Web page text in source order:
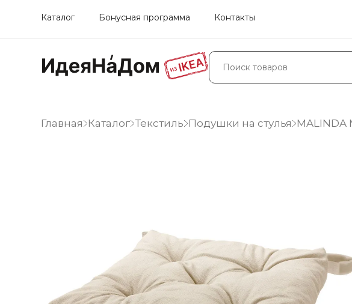
Каталог Бонусная программа Контакты
Главная Каталог Текстиль Подушки на стулья